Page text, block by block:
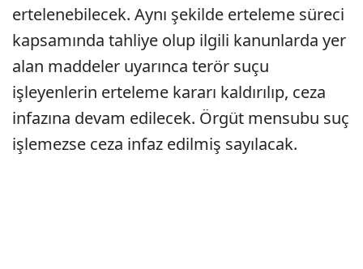
ertelenebilecek. Aynı şekilde erteleme süreci
kapsamında tahliye olup ilgili kanunlarda yer
alan maddeler uyarınca terör suçu
işleyenlerin erteleme kararı kaldırılıp, ceza
infazına devam edilecek. Örgüt mensubu suç
işlemezse ceza infaz edilmiş sayılacak.